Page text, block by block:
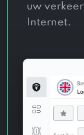
uw
Internet.